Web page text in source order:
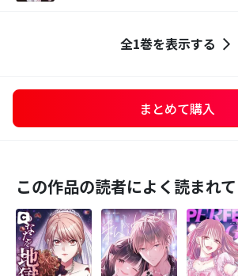
全1巻を表示する
まとめて購入
この作品の読者によく読まれ